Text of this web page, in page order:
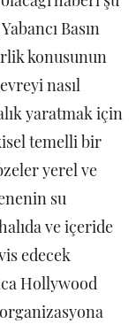
Basın
konusunun
nasıl
yaratmak için
temelli bir
yerel ve
su
ve içeride
edecek
Hollywood